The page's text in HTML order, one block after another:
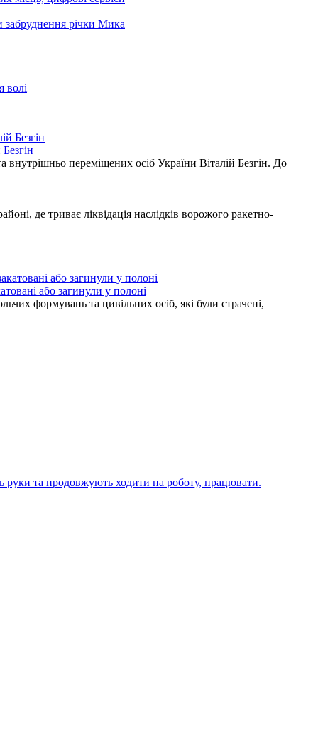
забруднення річки Мика
волі
переміщених осіб України Віталій Безгін. До
де триває ліквідація наслідків ворожого ракетно-
або загинули у полоні
формувань та цивільних осіб, які були страчені,
руки та продовжують ходити на роботу, працювати.